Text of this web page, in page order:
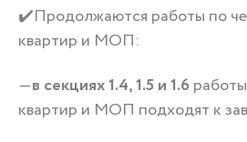
✔️Продолжаются работы по
квартир и МОП:
—в секциях 1.4, 1.5 и 1.6
квартир и МОП подходят к